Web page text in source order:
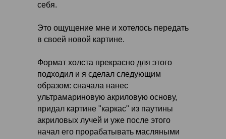
себя.
Это ощущение мне и хотелось передать
в своей новой картине.
Формат холста прекрасно для этого
подходил и я сделал следующим
образом: сначала нанес
ультрамариновую акриловую основу,
придал картине "каркас" из паутины
акриловых лучей и уже после этого
начал его прорабатывать масляными